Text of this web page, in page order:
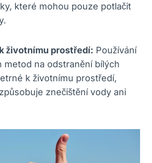
které mohou pouze potlačit
životnímu prostředí: Používání
metod na odstranění bílých
k životnímu prostředí,
znečištění vody ani